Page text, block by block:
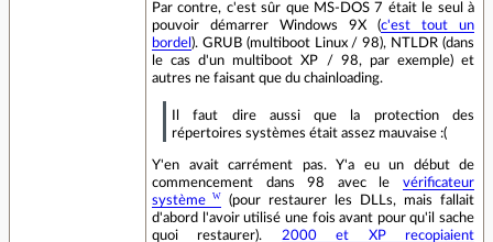
Par contre, c'est sûr que MS-DOS 7 était le seul à
pouvoir démarrer Windows 9X (c'est tout un
bordel ). GRUB (multiboot Linux / 98), NTLDR (dans
le cas d'un multiboot XP / 98, par exemple) et
autres ne faisant que du chainloading.
Il faut dire aussi que la protection des
répertoires systèmes était assez mauvaise :(
Y'en avait carrément pas. Y'a eu un début de
commencement dans 98 avec le vérificateur
système
(pour restaurer les DLLs, mais fallait
d'abord l'avoir utilisé une fois avant pour qu'il sache
quoi restaurer). 2000 et XP recopiaient